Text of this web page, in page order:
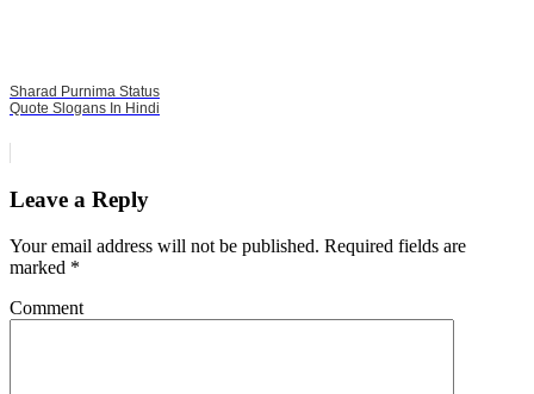
Sharad Purnima Status
Quote Slogans In Hindi
Leave a Reply
Your email address will not be published. Required fields are
marked *
Comment